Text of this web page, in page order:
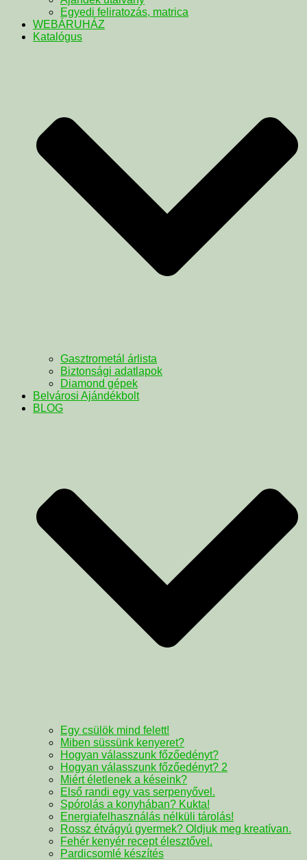
Egyedi feliratozás, matrica
WEBÁRUHÁZ
Katalógus
Gasztrometál árlista
Biztonsági adatlapok
Diamond gépek
Belvárosi Ajándékbolt
BLOG
Egy csülök mind felett!
Miben süssünk kenyeret?
Hogyan válasszunk főzőedényt?
Hogyan válasszunk főzőedényt? 2
Miért életlenek a késeink?
Első randi egy vas serpenyővel.
Spórolás a konyhában? Kukta!
Energiafelhasználás nélküli tárolás!
Rossz étvágyú gyermek? Oldjuk meg kreatívan.
Fehér kenyér recept élesztővel.
Pardicsomlé készítés